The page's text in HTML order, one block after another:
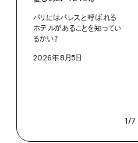
パリにはパレスと呼ばれる
ホテルがあることを知ってい
るかい？
2026年8月5日
1/7